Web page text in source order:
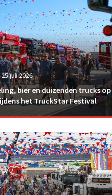
25 juli 2026
bier en duizenden trucks op
het TruckStar Festival